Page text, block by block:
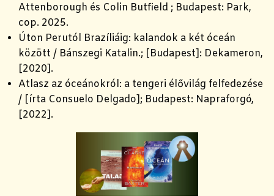
Attenborough és Colin Butfield ; Budapest: Park,
cop. 2025.
Úton Perutól Brazíliáig: kalandok a két óceán
között / Bánszegi Katalin.; [Budapest]: Dekameron,
[2020].
Atlasz az óceánokról: a tengeri élővilág felfedezése
/ [írta Consuelo Delgado]; Budapest: Napraforgó,
[2022].